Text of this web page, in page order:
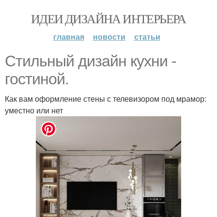
ИДЕИ ДИЗАЙНА ИНТЕРЬЕРА
главная новости статьи
Стильный дизайн кухни -
гостиной.
Как вам оформление стены с телевизором под мрамор:
уместно или нет